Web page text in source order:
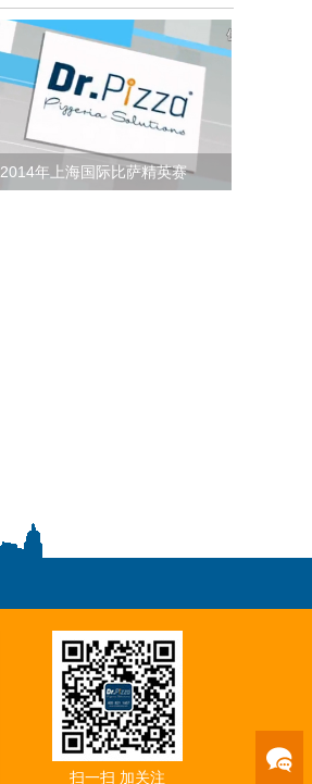
2014年上海国际比萨精英赛
扫一扫 加关注